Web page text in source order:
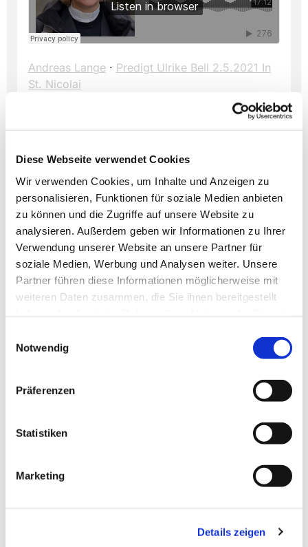
Diese Webseite verwendet Cookies
Wir verwenden Cookies, um Inhalte und Anzeigen zu
personalisieren, Funktionen für soziale Medien anbieten
zu können und die Zugriffe auf unsere Website zu
analysieren. Außerdem geben wir Informationen zu Ihrer
Verwendung unserer Website an unsere Partner für
soziale Medien, Werbung und Analysen weiter. Unsere
Partner führen diese Informationen möglicherweise mit
weiteren Daten zusammen, die Sie ihnen bereitgestellt
Notwendig
Präferenzen
Statistiken
Marketing
Details zeigen
Andreas Lange · Predigt Ulrike Bell 2.5.2021 In
St. Nicolai
Dies könnte Sie auch
interessieren